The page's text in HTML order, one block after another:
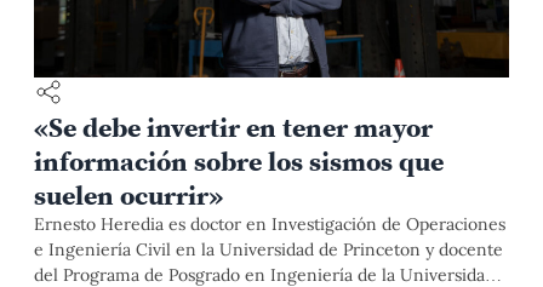
«Se debe invertir en tener mayor
información sobre los sismos que
suelen ocurrir»
Ernesto Heredia es doctor en Investigación de Operaciones
e Ingeniería Civil en la Universidad de Princeton y docente
del Programa de Posgrado en Ingeniería de la Universidad